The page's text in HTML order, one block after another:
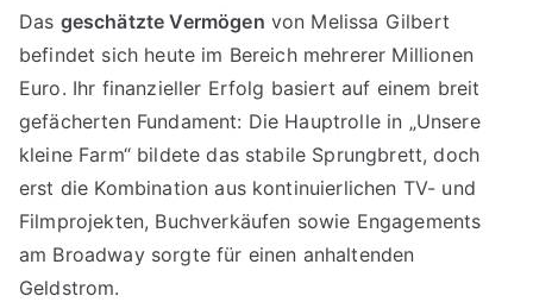
Das geschätzte Vermögen von Melissa Gilbert
befindet sich heute im Bereich mehrerer Millionen
Euro. Ihr finanzieller Erfolg basiert auf einem breit
gefächerten Fundament: Die Hauptrolle in „Unsere
kleine Farm“ bildete das stabile Sprungbrett, doch
erst die Kombination aus kontinuierlichen TV- und
Filmprojekten, Buchverkäufen sowie Engagements
am Broadway sorgte für einen anhaltenden
Geldstrom.